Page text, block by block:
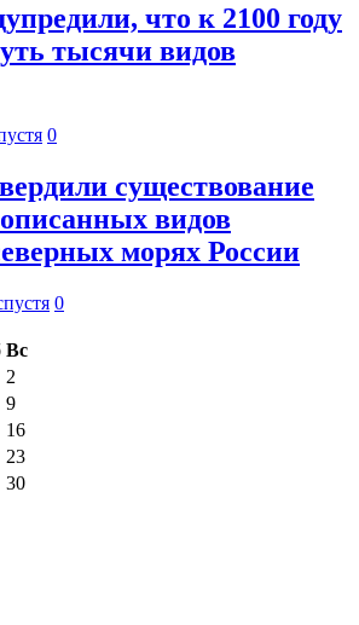
что к 2100 году
тысячи видов
0
существование
видов
морях России
0
Вс
2
9
16
23
30